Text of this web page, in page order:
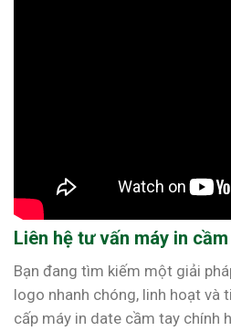
Liên hệ tư vấn máy in
Bạn đang tìm kiếm một giải
logo nhanh chóng, linh hoạt và
cấp máy in date cầm tay chính